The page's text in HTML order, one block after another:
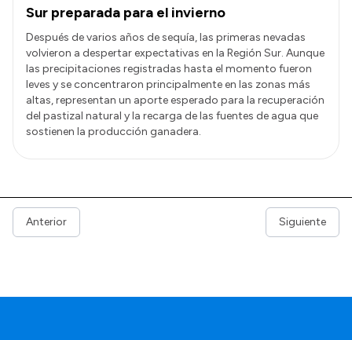
Sur preparada para el invierno
Después de varios años de sequía, las primeras nevadas
volvieron a despertar expectativas en la Región Sur. Aunque
las precipitaciones registradas hasta el momento fueron
leves y se concentraron principalmente en las zonas más
altas, representan un aporte esperado para la recuperación
del pastizal natural y la recarga de las fuentes de agua que
sostienen la producción ganadera.
Anterior Siguiente